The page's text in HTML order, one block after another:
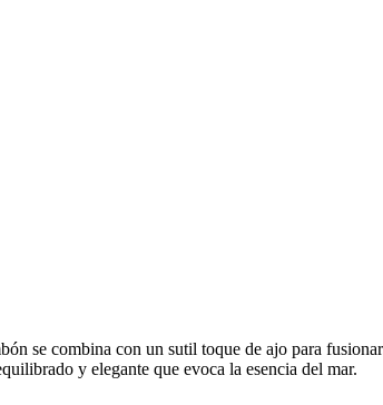
se combina con un sutil toque de ajo para
y elegante que evoca la esencia del mar.